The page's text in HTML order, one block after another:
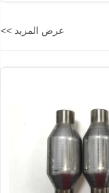
عرض المزيد >>